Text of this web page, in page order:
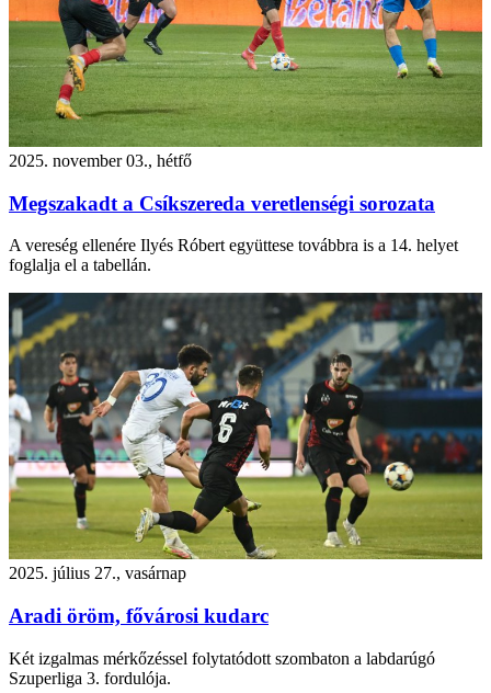
2025. november 03., hétfő
Megszakadt a Csíkszereda veretlenségi sorozata
A vereség ellenére Ilyés Róbert együttese továbbra is a 14. helyet
foglalja el a tabellán.
2025. július 27., vasárnap
Aradi öröm, fővárosi kudarc
Két izgalmas mérkőzéssel folytatódott szombaton a labdarúgó
Szuperliga 3. fordulója.